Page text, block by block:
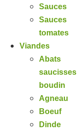
Sauces
Sauces
tomates
Viandes
Abats
saucisses
boudin
Agneau
Boeuf
Dinde